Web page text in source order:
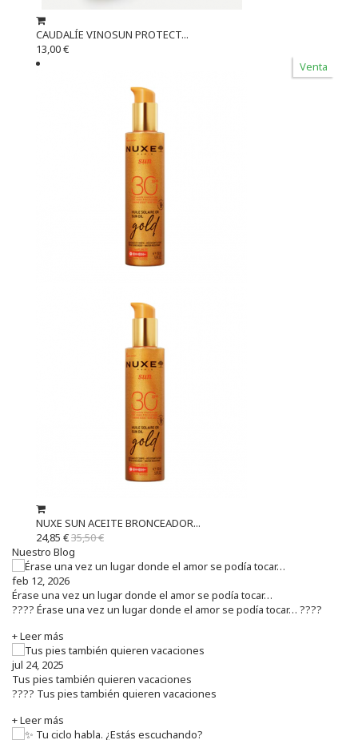
CAUDALÍE VINOSUN PROTECT...
13,00 €
Venta
NUXE SUN ACEITE BRONCEADOR...
24,85 €35,50 €
Nuestro Blog
feb 12, 2026
Érase una vez un lugar donde el amor se podía tocar…
???? Érase una vez un lugar donde el amor se podía tocar… ????
+ Leer más
jul 24, 2025
Tus pies también quieren vacaciones
???? Tus pies también quieren vacaciones
+ Leer más